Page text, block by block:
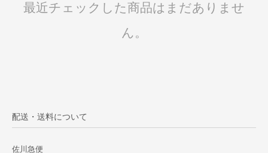
最近チェックした商品はまだありませ
ん。
配送・送料について
佐川急便